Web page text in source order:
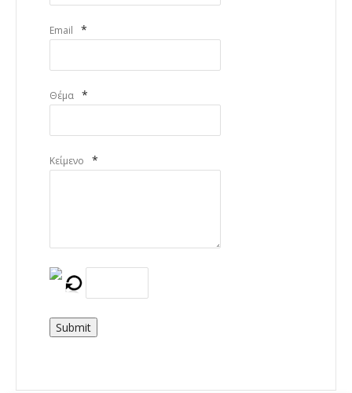
Email *
Θέμα *
Κείμενο *
Submit